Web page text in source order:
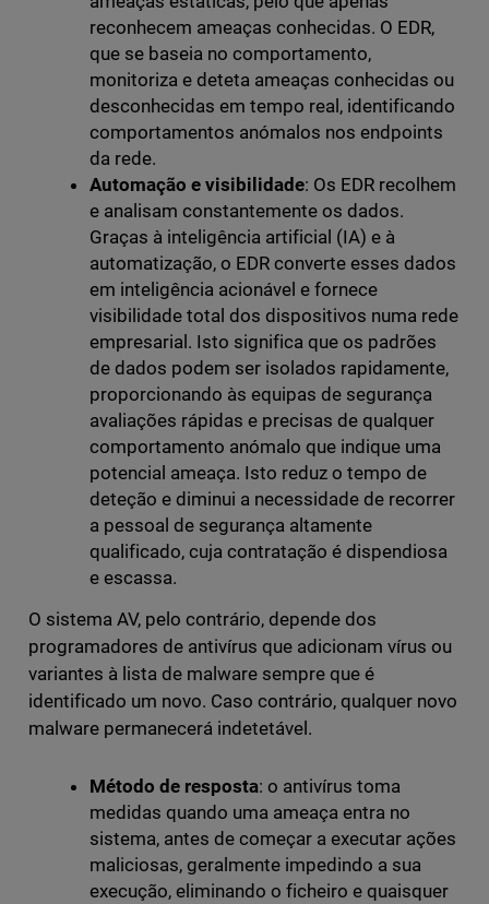
reconhecem ameaças conhecidas. O EDR,
que se baseia no comportamento,
monitoriza e deteta ameaças conhecidas ou
desconhecidas em tempo real, identificando
comportamentos anómalos nos endpoints
da rede.
Automação e visibilidade: Os EDR recolhem
e analisam constantemente os dados.
Graças à inteligência artificial (IA) e à
automatização, o EDR converte esses dados
em inteligência acionável e fornece
visibilidade total dos dispositivos numa rede
empresarial. Isto significa que os padrões
de dados podem ser isolados rapidamente,
proporcionando às equipas de segurança
avaliações rápidas e precisas de qualquer
comportamento anómalo que indique uma
potencial ameaça. Isto reduz o tempo de
deteção e diminui a necessidade de recorrer
a pessoal de segurança altamente
qualificado, cuja contratação é dispendiosa
e escassa.
O sistema AV, pelo contrário, depende dos
programadores de antivírus que adicionam vírus ou
variantes à lista de malware sempre que é
identificado um novo. Caso contrário, qualquer novo
malware permanecerá indetetável.
Método de resposta: o antivírus toma
medidas quando uma ameaça entra no
sistema, antes de começar a executar ações
maliciosas, geralmente impedindo a sua
execução, eliminando o ficheiro e quaisquer